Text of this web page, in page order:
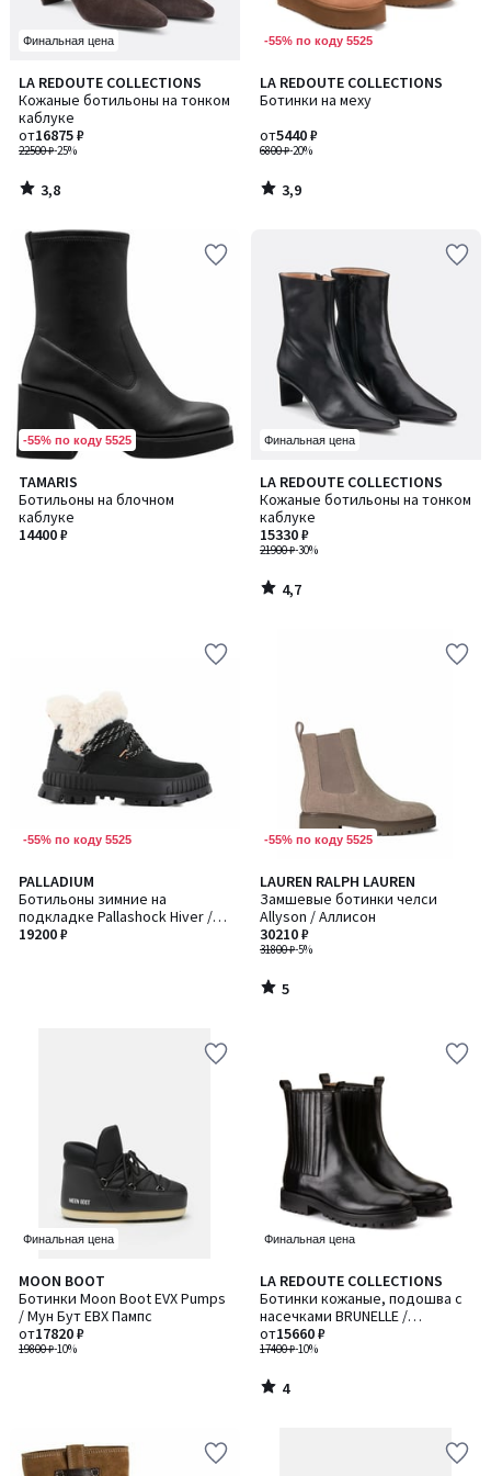
Финальная цена
LA REDOUTE COLLECTIONS
Кожаные ботильоны на тонком
каблуке
22500 ₽-25%
от16875 ₽
3,8
/ 5
3,8
/
-55% по коду 5525
LA REDOUTE COLLECTIONS
Ботинки на меху
6800 ₽-20%
от5440 ₽
3,9
/ 5
3,9
/
-55% по коду 5525
TAMARIS
Ботильоны на блочном
каблуке
14400 ₽
Финальная цена
LA REDOUTE COLLECTIONS
Кожаные ботильоны на тонком
каблуке
21900 ₽-30%
15330 ₽
4,7
/ 5
4,7
/
-55% по коду 5525
PALLADIUM
Ботильоны зимние на
подкладке Pallashock Hiver /
Паллашок Хайвер
19200 ₽
-55% по коду 5525
LAUREN RALPH LAUREN
Замшевые ботинки челси
Allyson / Аллисон
31800 ₽-5%
30210 ₽
5
/
5
5
/
Финальная цена
MOON BOOT
Ботинки Moon Boot EVX Pumps
/ Мун Бут ЕВХ Пампс
19800 ₽-10%
от17820 ₽
Финальная цена
LA REDOUTE COLLECTIONS
Ботинки кожаные, подошва с
насечками BRUNELLE /
БРЮНЕЛЬ
17400 ₽-10%
от15660 ₽
4
/
5
4
/